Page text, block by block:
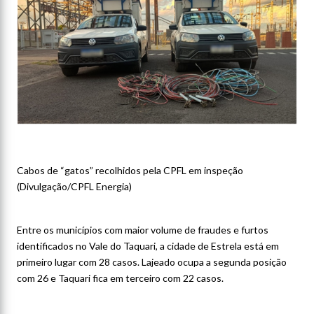
Cabos de “gatos” recolhidos pela CPFL em inspeção
(Divulgação/CPFL Energia)
Entre os municípios com maior volume de fraudes e furtos
identificados no Vale do Taquari, a cidade de Estrela está em
primeiro lugar com 28 casos. Lajeado ocupa a segunda posição
com 26 e Taquari fica em terceiro com 22 casos.